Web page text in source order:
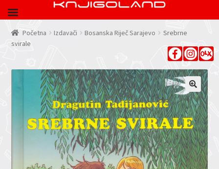
Početna Izdavači Bosanska Riječ Sarajevo
Srebrne
svirale